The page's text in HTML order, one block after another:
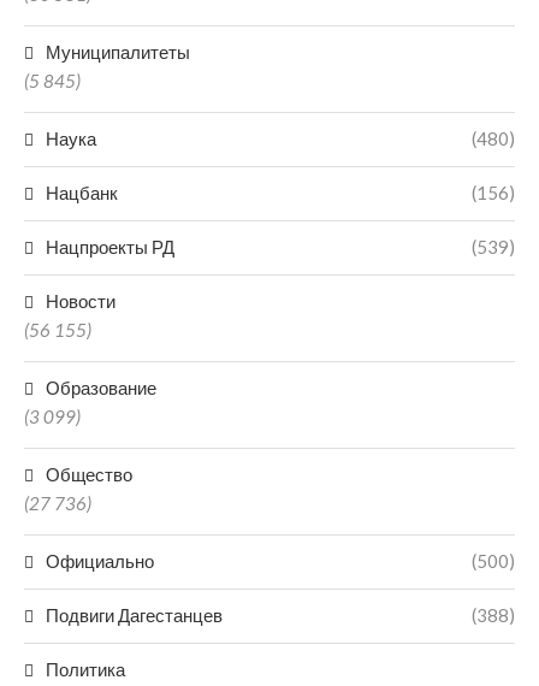
Муниципалитеты
(5 845)
Наука (480)
Нацбанк (156)
Нацпроекты РД (539)
Новости
(56 155)
Образование
(3 099)
Общество
(27 736)
Официально (500)
Подвиги Дагестанцев (388)
Политика